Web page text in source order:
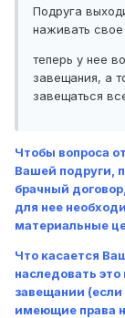
Подруга
наживать свое
теперь у нее
завещания, а
завещаться
Чтобы вопроса
Вашей подруги,
брачный
для нее
материальные
Что касается
наследовать
завещании
имеющие права